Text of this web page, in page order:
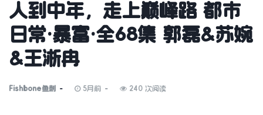
人到中年，走上巅峰路 都市
日常·暴富·全68集 郭磊&苏婉
&王淅冉
Fishbone鱼刺 5月前 240 次阅读